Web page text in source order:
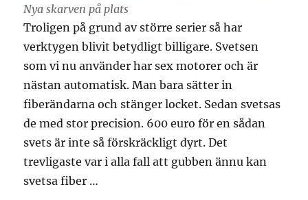
Nya skarven på plats
Troligen på grund av större serier så har
verktygen blivit betydligt billigare. Svetsen
som vi nu använder har sex motorer och är
nästan automatisk. Man bara sätter in
fiberändarna och stänger locket. Sedan svetsas
de med stor precision. 600 euro för en sådan
svets är inte så förskräckligt dyrt. Det
trevligaste var i alla fall att gubben ännu kan
svetsa fiber …